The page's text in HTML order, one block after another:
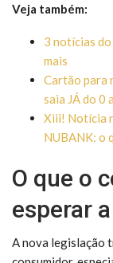
Veja também:
3 notícias do
mais
Cartão para
saia JÁ do 0
Xiii! Notícia
NUBANK: o
O que o
esperar
A nova legislação